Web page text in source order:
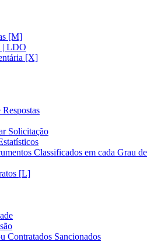
[M]
| LDO
[X]
Respostas
Solicitação
Classificados em cada Grau de
[L]
Contratados Sancionados